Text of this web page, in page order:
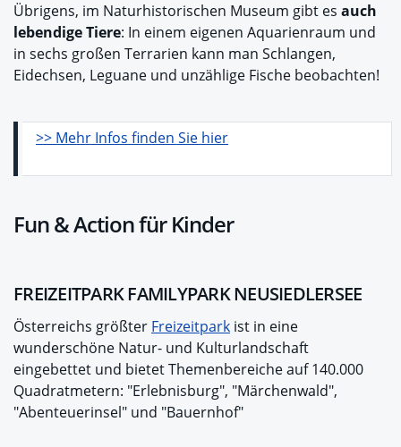
Übrigens, im Naturhistorischen Museum gibt es auch
lebendige Tiere: In einem eigenen Aquarienraum und
in sechs großen Terrarien kann man Schlangen,
Eidechsen, Leguane und unzählige Fische beobachten!
>> Mehr Infos finden Sie hier
Fun & Action für Kinder
FREIZEITPARK FAMILYPARK NEUSIEDLERSEE
Österreichs größter Freizeitpark ist in eine
wunderschöne Natur- und Kulturlandschaft
eingebettet und bietet Themenbereiche auf 140.000
Quadratmetern: "Erlebnisburg", "Märchenwald",
"Abenteuerinsel" und "Bauernhof"